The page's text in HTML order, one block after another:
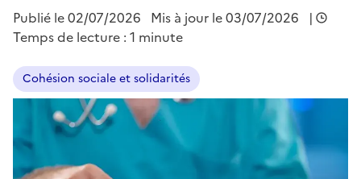
Publié le02/07/2026 Mis à jour le 03/07/2026
|
Temps de lecture : 1 minute
Cohésion sociale et solidarités